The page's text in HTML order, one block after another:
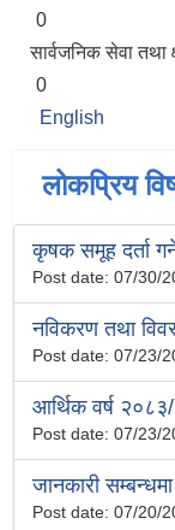
0
सार्वजनिक सेवा तथा
0
English
लोकप्रिय
कृषक समूह दर्ता
Post date: 07/30/
नविकरण तथा
Post date: 07/23/
आर्थिक वर्ष
Post date: 07/23/
जानकारी
Post date: 07/20/